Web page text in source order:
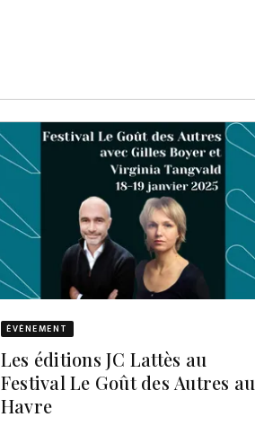
ÉVÈNEMENT
Les éditions JC Lattès au
Festival Le Goût des Autres au
Havre